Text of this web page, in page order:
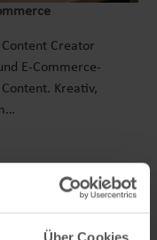
Über Cookies
Creator
E-Commerce-
Kreativ,